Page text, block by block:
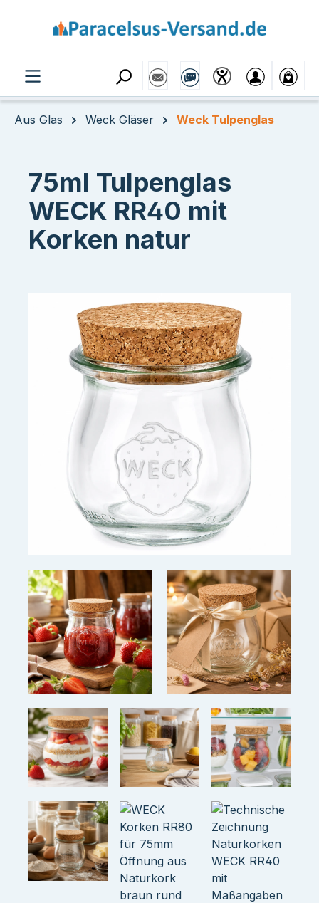
Aus Glas Weck Gläser Weck Tulpenglas
75ml Tulpenglas
WECK RR40 mit
Korken natur